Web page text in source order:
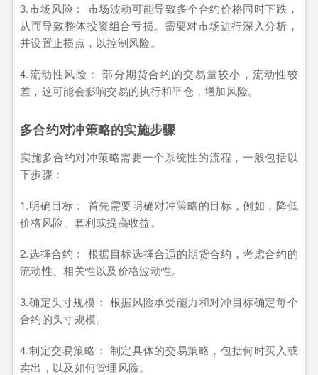
3.市场风险： 市场波动可能导致多个合约价格同时下跌，
从而导致整体投资组合亏损。需要对市场进行深入分析，
并设置止损点，以控制风险。
4.流动性风险： 部分期货合约的交易量较小，流动性较
差，这可能会影响交易的执行和平仓，增加风险。
多合约对冲策略的实施步骤
实施多合约对冲策略需要一个系统性的流程，一般包括以
下步骤：
1.明确目标： 首先需要明确对冲策略的目标，例如，降低
价格风险、套利或提高收益。
2.选择合约： 根据目标选择合适的期货合约，考虑合约的
流动性、相关性以及价格波动性。
3.确定头寸规模： 根据风险承受能力和对冲目标确定每个
合约的头寸规模。
4.制定交易策略： 制定具体的交易策略，包括何时买入或
卖出，以及如何管理风险。